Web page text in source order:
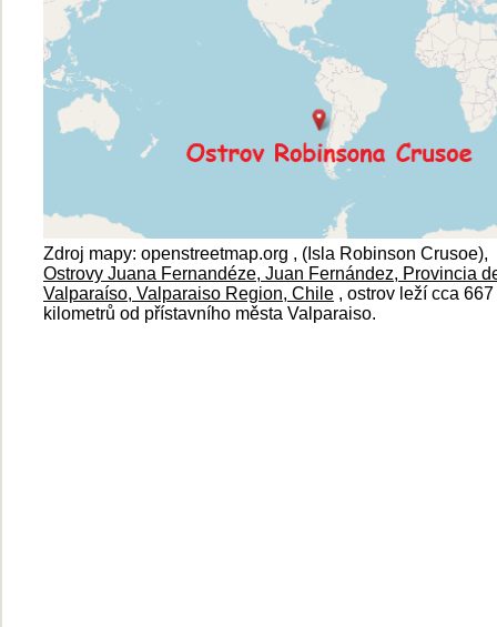
Zdroj mapy: openstreetmap.org , (Isla Robinson Crusoe),
Ostrovy Juana Fernandéze, Juan Fernández, Provincia
Valparaíso, Valparaiso Region, Chile , ostrov leží cca 667
kilometrů od přístavního města Valparaiso.